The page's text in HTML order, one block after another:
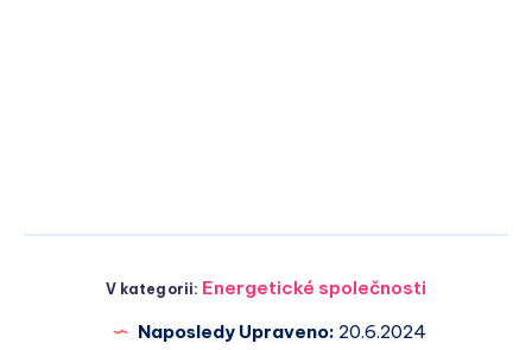
V kategorii: Energetické společnosti
Naposledy Upraveno: 20.6.2024